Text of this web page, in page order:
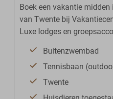
Boek een vakantie
van Twente bij
Luxe lodges en
Buitenzwembad
Tennisbaan
Twente